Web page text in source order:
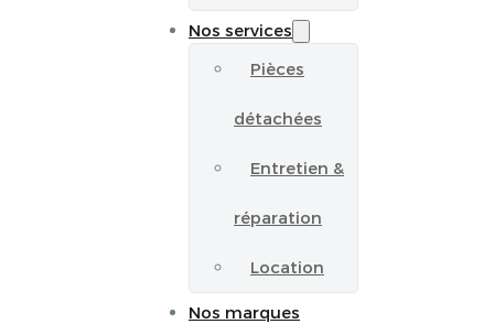
Nos services
Pièces
détachées
Entretien &
réparation
Location
Nos marques